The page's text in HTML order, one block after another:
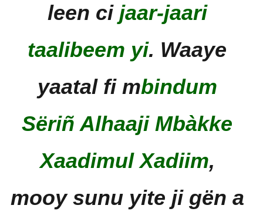
leen ci jaar-jaari
taalibeem yi. Waaye
yaatal fi mbindum
Sëriñ Alhaaji Mbàkke
Xaadimul Xadiim,
mooy sunu yite ji gën a